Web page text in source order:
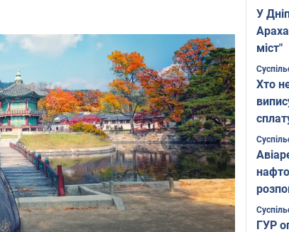
У
міст"
Хто
ГУР